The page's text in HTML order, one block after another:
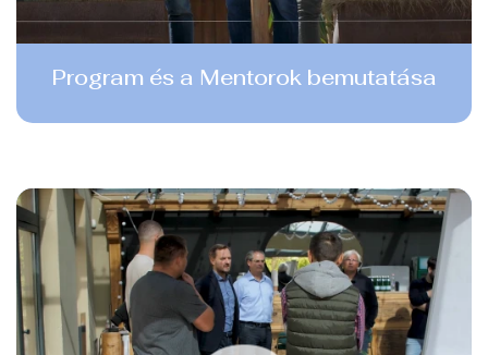
Program és a Mentorok bemutatása